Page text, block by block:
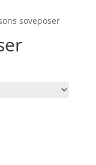
soveposer